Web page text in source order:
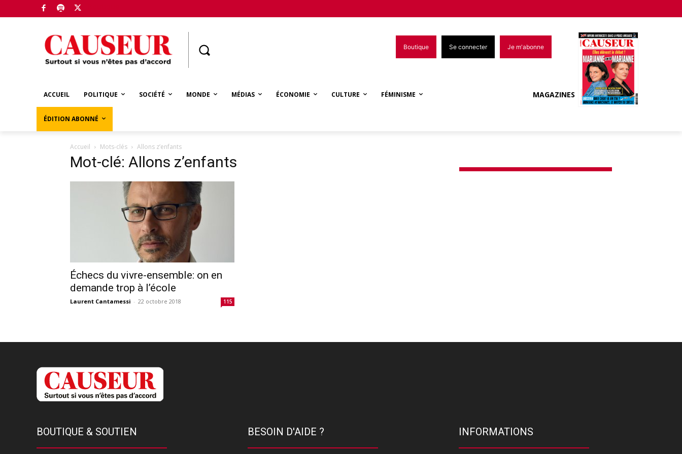
Boutique Se connecter Je m'abonne
ACCUEIL POLITIQUE SOCIÉTÉ MONDE MÉDIAS ÉCONOMIE CULTURE FÉMINISME
ÉDITION ABONNÉ
MAGAZINES
Accueil Mots-clés Allons z’enfants
Mot-clé: Allons z’enfants
Échecs du vivre-ensemble: on en
demande trop à l’école
Laurent Cantamessi - 22 octobre 2018 115
BOUTIQUE & SOUTIEN BESOIN D'AIDE ? INFORMATIONS